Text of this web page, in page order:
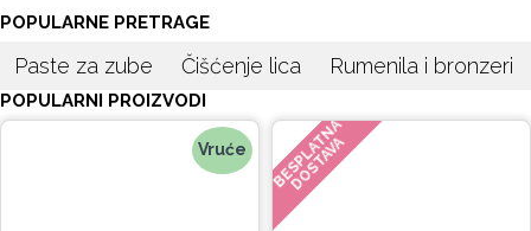
POPULARNE PRETRAGE
Paste za zube Čišćenje lica Rumenila i bronzeri
POPULARNI PROIZVODI
Vruće BESPLATNA
DOSTAVA